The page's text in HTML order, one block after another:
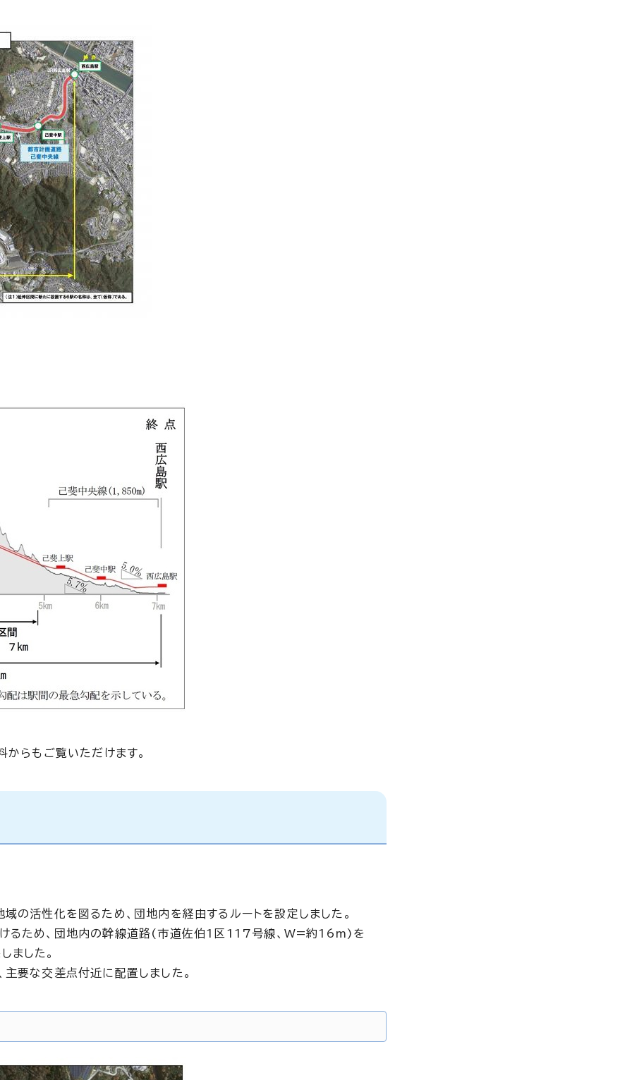
からもご覧いただけます。
の活性化を図るため、団地内を経由するルートを設定しました。
るため、団地内の幹線道路(市道佐伯1区117号線、W=約16m)を
ました。
要な交差点付近に配置しました。